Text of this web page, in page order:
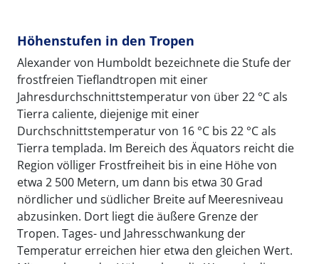
Höhenstufen in den Tropen
Alexander von Humboldt bezeichnete die Stufe der
frostfreien Tieflandtropen mit einer
Jahresdurchschnittstemperatur von über 22 °C als
Tierra caliente, diejenige mit einer
Durchschnittstemperatur von 16 °C bis 22 °C als
Tierra templada. Im Bereich des Äquators reicht die
Region völliger Frostfreiheit bis in eine Höhe von
etwa 2 500 Metern, um dann bis etwa 30 Grad
nördlicher und südlicher Breite auf Meeresniveau
abzusinken. Dort liegt die äußere Grenze der
Tropen. Tages- und Jahresschwankung der
Temperatur erreichen hier etwa den gleichen Wert.